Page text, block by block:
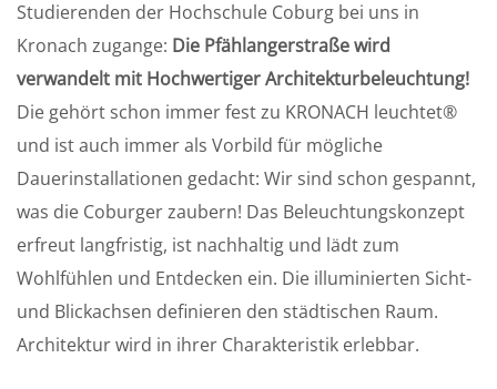
Studierenden der Hochschule Coburg bei uns in
Kronach zugange: Die Pfählangerstraße wird
verwandelt mit Hochwertiger Architekturbeleuchtung!
Die gehört schon immer fest zu KRONACH leuchtet®
und ist auch immer als Vorbild für mögliche
Dauerinstallationen gedacht: Wir sind schon gespannt,
was die Coburger zaubern! Das Beleuchtungskonzept
erfreut langfristig, ist nachhaltig und lädt zum
Wohlfühlen und Entdecken ein. Die illuminierten Sicht-
und Blickachsen definieren den städtischen Raum.
Architektur wird in ihrer Charakteristik erlebbar.